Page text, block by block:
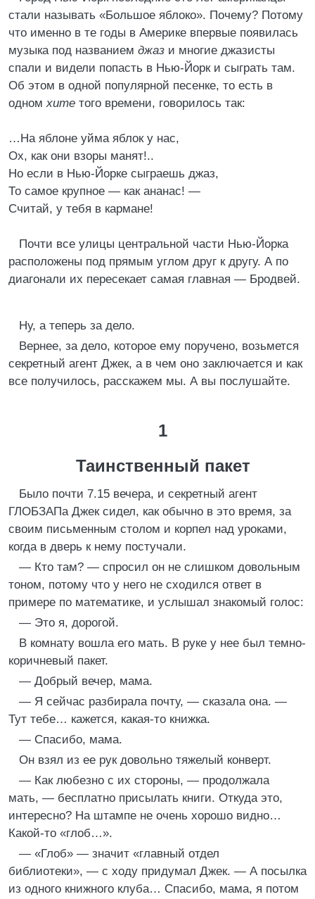
стали называть «Большое яблоко». Почему? Потому
что именно в те годы в Америке впервые появилась
музыка под названием джаз и многие джазисты
спали и видели попасть в Нью-Йорк и сыграть там.
Об этом в одной популярной песенке, то есть в
одномхите того времени, говорилось так:
…На яблоне уйма яблок у нас,
Ох, как они взоры манят!..
Но если в Нью-Йорке сыграешь джаз,
То самое крупное — как ананас! —
Считай, у тебя в кармане!
Почти все улицы центральной части Нью-Йорка
расположены под прямым углом друг к другу. А по
диагонали их пересекает самая главная — Бродвей.
Ну, а теперь за дело.
Вернее, за дело, которое ему поручено, возьмется
секретный агент Джек, а в чем оно заключается и как
все получилось, расскажем мы. А вы послушайте.
1
Таинственный пакет
Было почти 7.15 вечера, и секретный агент
ГЛОБЗАПа Джек сидел, как обычно в это время, за
своим письменным столом и корпел над уроками,
когда в дверь к нему постучали.
— Кто там? — спросил он не слишком довольным
тоном, потому что у него не сходился ответ в
примере по математике, и услышал знакомый голос:
— Это я, дорогой.
В комнату вошла его мать. В руке у нее был темно-
коричневый пакет.
— Добрый вечер, мама.
— Я сейчас разбирала почту, — сказала она. —
Тут тебе… кажется, какая-то книжка.
— Спасибо, мама.
Он взял из ее рук довольно тяжелый конверт.
— Как любезно с их стороны, — продолжала
мать, — бесплатно присылать книги. Откуда это,
интересно? На штампе не очень хорошо видно…
Какой-то «глоб…».
— «Глоб» — значит «главный отдел
библиотеки», — с ходу придумал Джек. — А посылка
из одного книжного клуба… Спасибо, мама, я потом